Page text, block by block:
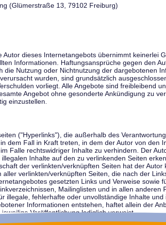
(Glümerstraße 13, 79102 Freiburg)
dieses Internetangebots übernimmt keinerlei
Informationen. Haftungsansprüche gegen den
Nutzung oder Nichtnutzung der dargebotenen
wurden, sind grundsätzlich
vorliegt. Alle Angebote sind freibleibend
Angebot ohne gesonderte Ankündigung zu
einzustellen.
("Hyperlinks"), die außerhalb des
dem Fall in Kraft treten, in dem der Autor von den
Falle rechtswidriger Inhalte zu verhindern. Der
Inhalte auf den zu verlinkenden Seiten
der verlinkten/verknüpften Seiten hat der Autor
verlinkten/verknüpften Seiten, die nach der
gesetzten Links und Verweise sowie
Mailinglisten und in allen anderen
illegale, fehlerhafte oder unvollständige Inhalte und
Informationen entstehen, haftet allein der
Veröffentlichung lediglich verweist.